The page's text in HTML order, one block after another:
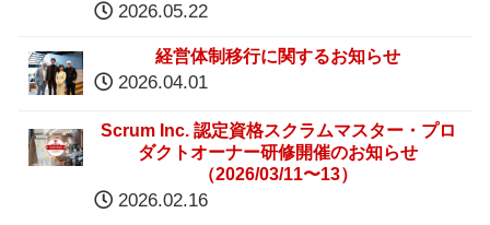
2026.05.22
経営体制移行に関するお知らせ
2026.04.01
Scrum Inc. 認定資格スクラムマスター・プロ
ダクトオーナー研修開催のお知らせ
（2026/03/11〜13）
2026.02.16